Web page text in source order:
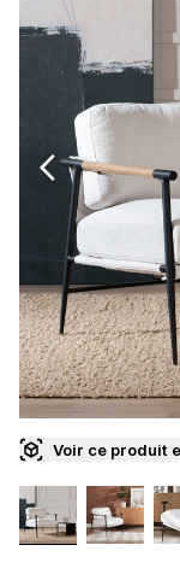
Voir ce produit